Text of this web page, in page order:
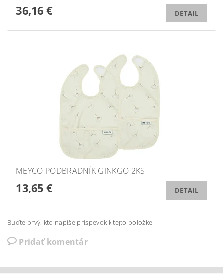
36,16 € DETAIL
MEYCO PODBRADNÍK GINKGO 2KS
13,65 € DETAIL
Buďte prvý, kto napíše príspevok k tejto položke.
Pridať komentár